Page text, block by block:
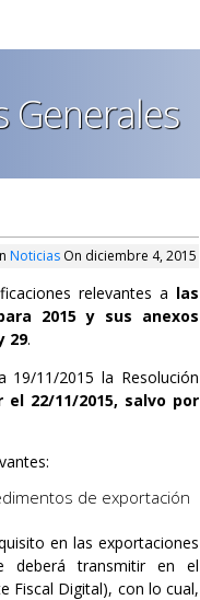
Generales
NoticiasOn diciembre 4, 2015
relevantes a las
2015 y sus anexos
29.
19/11/2015 la Resolución
22/11/2015, salvo por
de exportación
en las exportaciones
deberá transmitir en el
Fiscal Digital), con lo cual,